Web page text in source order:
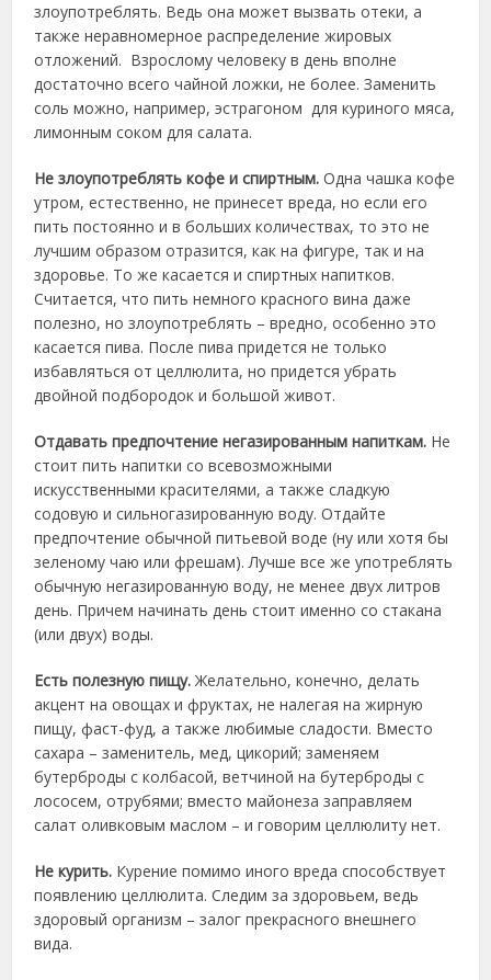
злоупотреблять. Ведь она может вызвать отеки, а
также неравномерное распределение жировых
отложений. Взрослому человеку в день вполне
достаточно всего чайной ложки, не более. Заменить
соль можно, например, эстрагоном для куриного мяса,
лимонным соком для салата.
Не злоупотреблять кофе и спиртным. Одна чашка кофе
утром, естественно, не принесет вреда, но если его
пить постоянно и в больших количествах, то это не
лучшим образом отразится, как на фигуре, так и на
здоровье. То же касается и спиртных напитков.
Считается, что пить немного красного вина даже
полезно, но злоупотреблять – вредно, особенно это
касается пива. После пива придется не только
избавляться от целлюлита, но придется убрать
двойной подбородок и большой живот.
Отдавать предпочтение негазированным напиткам. Не
стоит пить напитки со всевозможными
искусственными красителями, а также сладкую
содовую и сильногазированную воду. Отдайте
предпочтение обычной питьевой воде (ну или хотя бы
зеленому чаю или фрешам). Лучше все же употреблять
обычную негазированную воду, не менее двух литров
день. Причем начинать день стоит именно со стакана
(или двух) воды.
Есть полезную пищу.Желательно, конечно, делать
акцент на овощах и фруктах, не налегая на жирную
пищу, фаст-фуд, а также любимые сладости. Вместо
сахара – заменитель, мед, цикорий; заменяем
бутерброды с колбасой, ветчиной на бутерброды с
лососем, отрубями; вместо майонеза заправляем
салат оливковым маслом – и говорим целлюлиту нет.
Не курить. Курение помимо иного вреда способствует
появлению целлюлита. Следим за здоровьем, ведь
здоровый организм – залог прекрасного внешнего
вида.